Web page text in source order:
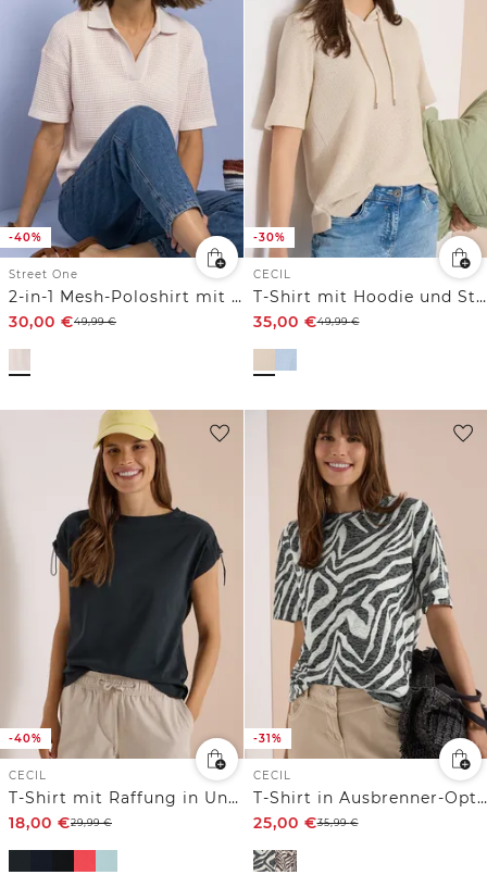
-40%
Street One
2-in-1 Mesh-Poloshirt mit Kurzarm
30,00 €49,99€
-30%
CECIL
T-Shirt mit Hoodie und Struktur
35,00 €49,99€
-40%
CECIL
T-Shirt mit Raffung in Unifarbe
18,00 €29,99€
-31%
CECIL
T-Shirt in Ausbrenner-Optik
25,00 €35,99€